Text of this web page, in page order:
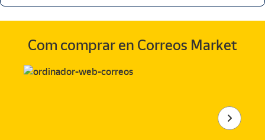
Com comprar en Correos Market